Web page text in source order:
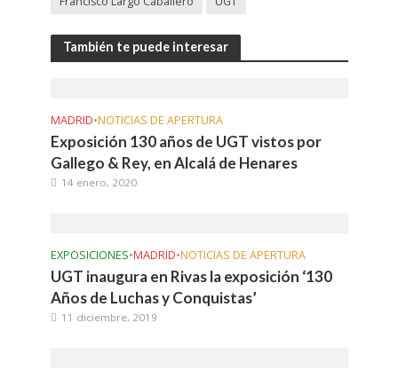
También te puede interesar
MADRID•NOTICIAS DE APERTURA
Exposición 130 años de UGT vistos por
Gallego & Rey, en Alcalá de Henares
14 enero, 2020
EXPOSICIONES•MADRID•NOTICIAS DE APERTURA
UGT inaugura en Rivas la exposición ‘130
Años de Luchas y Conquistas’
11 diciembre, 2019